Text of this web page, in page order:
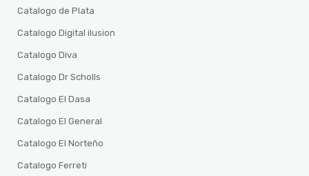
Catalogo de Plata
Catalogo Digital ilusion
Catalogo Diva
Catalogo Dr Scholls
Catalogo El Dasa
Catalogo El General
Catalogo El Norteño
Catalogo Ferreti